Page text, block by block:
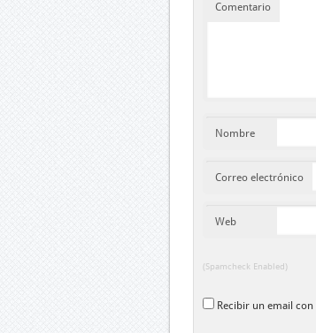
Comentario
Nombre
Correo electrónico
Web
(Spamcheck Enabled)
Recibir un email